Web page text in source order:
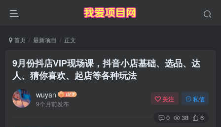
首页 最新项目 正文
9月份抖店VIP现场课，抖音小店基础、选品、达
人、猜你喜欢、起店等各种玩法
wuyan
9个月前发布
关注 私信
0 38 6